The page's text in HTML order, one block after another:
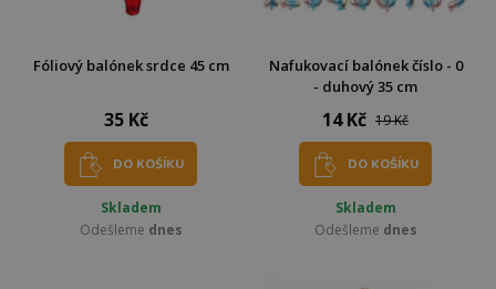
Fóliový balónek srdce 45 cm
35 Kč
DO KOŠÍKU
Skladem
Odešleme dnes
Nafukovací balónek číslo - 0
- duhový 35 cm
14 Kč 19 Kč
DO KOŠÍKU
Skladem
Odešleme dnes